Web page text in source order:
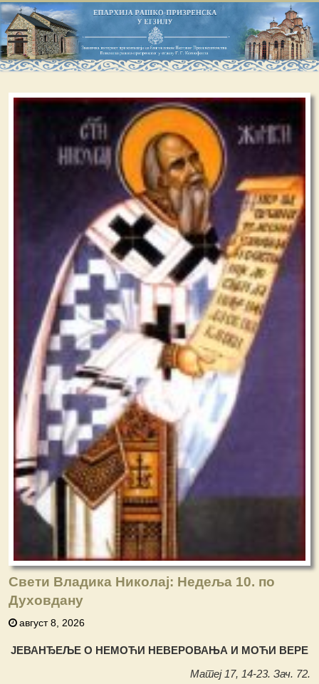
Свети Владика Николај: Недеља 10. по
Духовдану
август 8, 2026
ЈЕВАНЂЕЉЕ О НЕМОЋИ НЕВЕРОВАЊА И МОЋИ ВЕРЕ
Матеј 17, 14-23. Зач. 72.